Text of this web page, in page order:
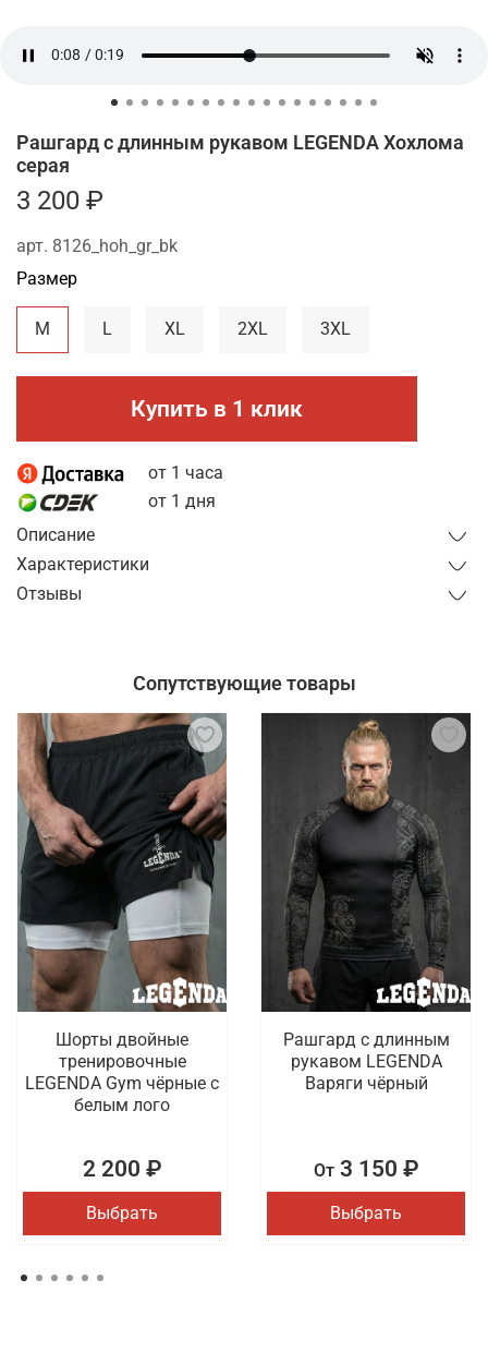
арт. 8126_hoh_gr_bk
Рашгард с длинным рукавом LEGENDA Хохлома
серая
3 200 ₽
Купить в 1 клик
от 1 часа
от 1 дня
Размер
M L XL 2XL 3XL
Описание
Характеристики
Отзывы
Сопутствующие товары
Шорты двойные
тренировочные
LEGENDA Gym чёрные с
белым лого
2 200 ₽
Выбрать
Рашгард с длинным
рукавом LEGENDA
Варяги чёрный
От3 150 ₽
Выбрать